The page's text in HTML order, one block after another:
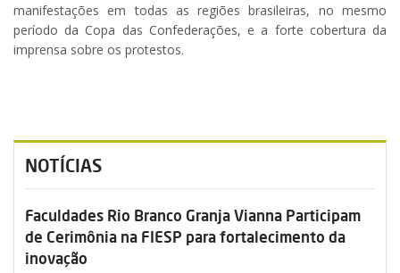
manifestações em todas as regiões brasileiras, no mesmo
período da Copa das Confederações, e a forte cobertura da
imprensa sobre os protestos.
NOTÍCIAS
Faculdades Rio Branco Granja Vianna Participam
de Cerimônia na FIESP para fortalecimento da
inovação